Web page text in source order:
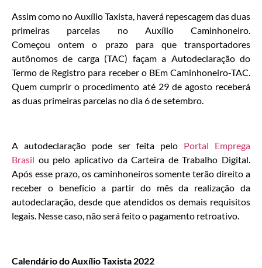
Assim como no Auxílio Taxista, haverá repescagem das duas
primeiras parcelas no Auxílio Caminhoneiro.
Começou ontem o prazo para que transportadores
autônomos de carga (TAC) façam a Autodeclaração do
Termo de Registro para receber o BEm Caminhoneiro-TAC.
Quem cumprir o procedimento até 29 de agosto receberá
as duas primeiras parcelas no dia 6 de setembro.
A autodeclaração pode ser feita pelo Portal Emprega
Brasil ou pelo aplicativo da Carteira de Trabalho Digital.
Após esse prazo, os caminhoneiros somente terão direito a
receber o benefício a partir do mês da realização da
autodeclaração, desde que atendidos os demais requisitos
legais. Nesse caso, não será feito o pagamento retroativo.
Calendário do Auxílio Taxista 2022